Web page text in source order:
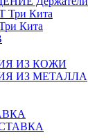
Три Кита
Кита
ИЗ КОЖИ
ИЗ МЕТАЛЛА